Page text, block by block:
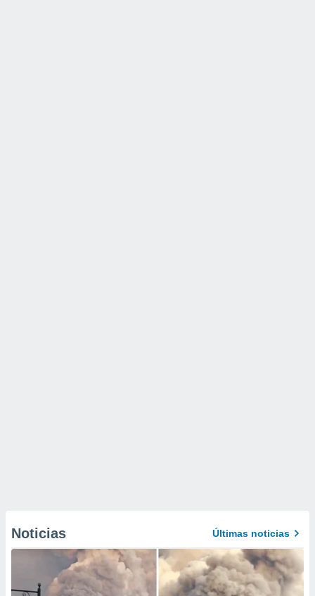
Noticias Últimas noticias